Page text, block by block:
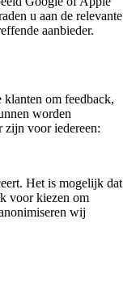
u aan de relevante
aanbieder.
om feedback,
worden
zijn voor iedereen:
Het is mogelijk dat
voor kiezen om
wij